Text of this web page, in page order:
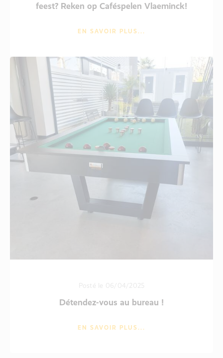
feest? Reken op Caféspelen Vlaeminck!
EN SAVOIR PLUS...
Détendez-vous au bureau !
EN SAVOIR PLUS...